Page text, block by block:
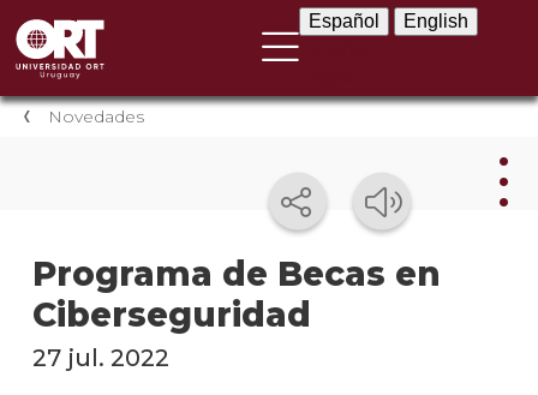
Español English
Novedades
Programa de Becas en
Ciberseguridad
27 jul. 2022